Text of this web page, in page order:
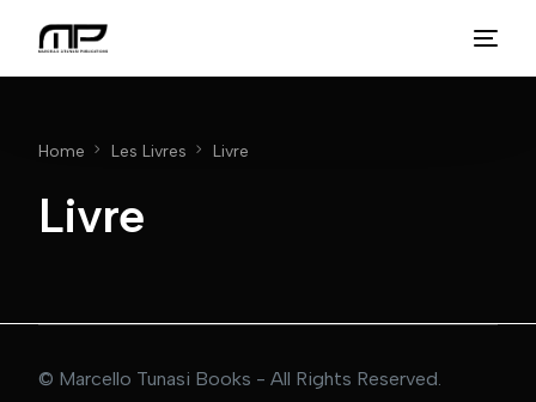
Home Les Livres Livre
Livre
© Marcello Tunasi Books - All Rights Reserved.